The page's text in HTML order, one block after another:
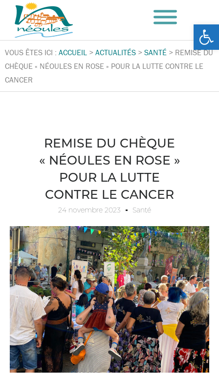
VOUS ÊTES ICI : ACCUEIL > ACTUALITÉS > SANTÉ > REMISE DU
CHÈQUE « NÉOULES EN ROSE » POUR LA LUTTE CONTRE LE
CANCER
REMISE DU CHÈQUE
« NÉOULES EN ROSE »
POUR LA LUTTE
CONTRE LE CANCER
24 novembre 2023 Santé